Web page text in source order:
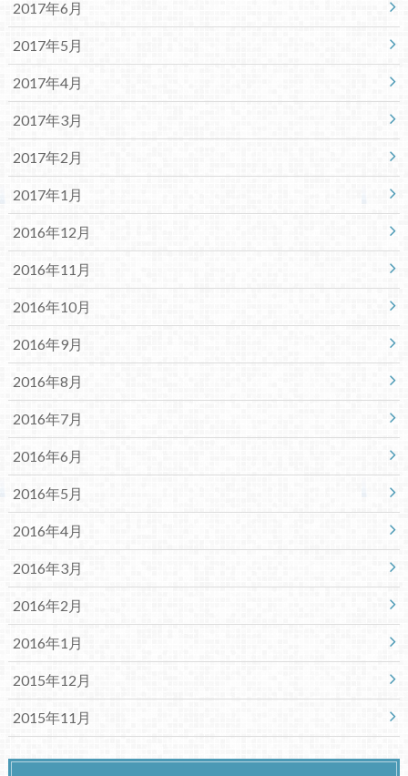
2017年6月
2017年5月
2017年4月
2017年3月
2017年2月
2017年1月
2016年12月
2016年11月
2016年10月
2016年9月
2016年8月
2016年7月
2016年6月
2016年5月
2016年4月
2016年3月
2016年2月
2016年1月
2015年12月
2015年11月